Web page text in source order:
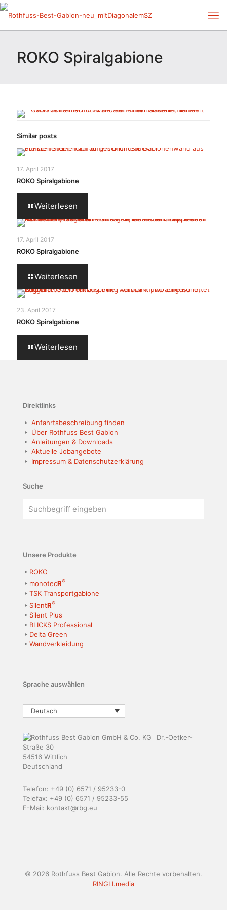
ROKO Spiralgabione
Similar posts
17. April 2017
ROKO Spiralgabione
Weiterlesen
17. April 2017
ROKO Spiralgabione
Weiterlesen
23. April 2017
ROKO Spiralgabione
Weiterlesen
Direktlinks
Anfahrtsbeschreibung finden
Über Rothfuss Best Gabion
Anleitungen & Downloads
Aktuelle Jobangebote
Impressum & Datenschutzerklärung
Suche
Unsere Produkte
ROKO
monotecR®
TSK Transportgabione
SilentR®
Silent Plus
BLICKS Professional
Delta Green
Wandverkleidung
Sprache auswählen
Deutsch
Dr.-Oetker-
Straße 30
54516 Wittlich
Deutschland
Telefon: +49 (0) 6571 / 95233-0
Telefax: +49 (0) 6571 / 95233-55
E-Mail: kontakt@rbg.eu
© 2026 Rothfuss Best Gabion. Alle Rechte vorbehalten.
RINGLI.media